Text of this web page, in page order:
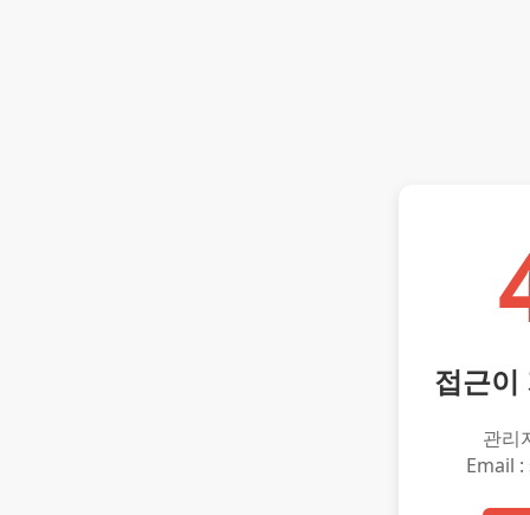
접근이
관리
Email